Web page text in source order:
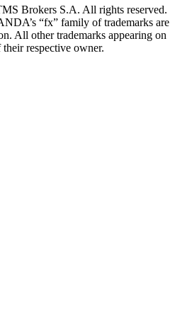
Brokers S.A. All rights reserved.
“fx” family of trademarks are
All other trademarks appearing on
respective owner.